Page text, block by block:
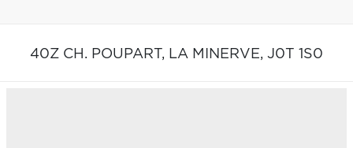
40Z CH. POUPART, LA MINERVE, J0T 1S0